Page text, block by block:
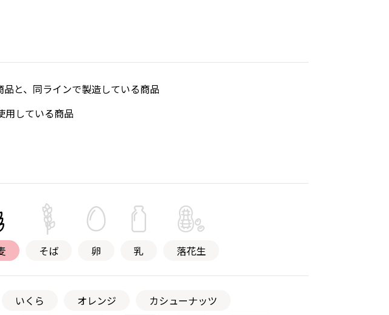
と、同ラインで製造している商品
用している商品
そば 卵 乳 落花生
いくら オレンジ
カシューナッツ